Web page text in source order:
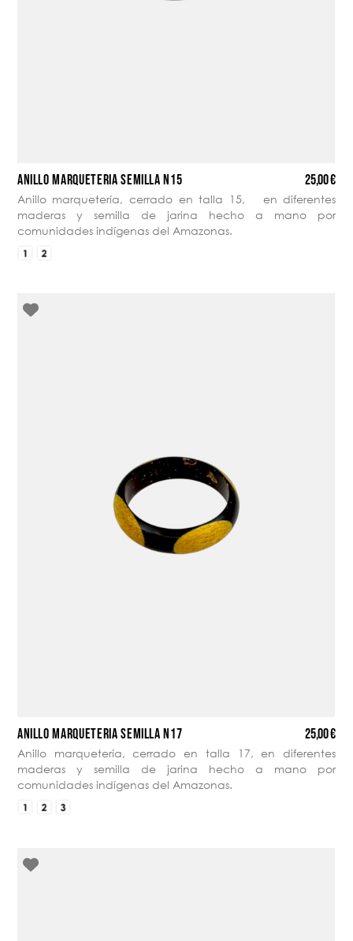
ANILLO MARQUETERÍA SEMILLA N15 25,00 €
Anillo marquetería, cerrado en talla 15, en diferentes
maderas y semilla de jarina hecho a mano por
comunidades indígenas del Amazonas.
ANILLO MARQUETERÍA SEMILLA N17 25,00 €
Anillo marquetería, cerrado en talla 17, en diferentes
maderas y semilla de jarina hecho a mano por
comunidades indígenas del Amazonas.